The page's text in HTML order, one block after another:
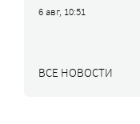
6 авг, 10:51
ВСЕ НОВОСТИ